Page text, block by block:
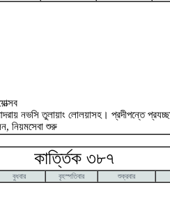
নভসি তুলায়াং লোলয়াসহ। প্রদীপন্তে
নিয়মসেবা শুরু
কার্ত্তিক ৩৮৭
বুধবার বৃহস্পতিবার শুক্রবার